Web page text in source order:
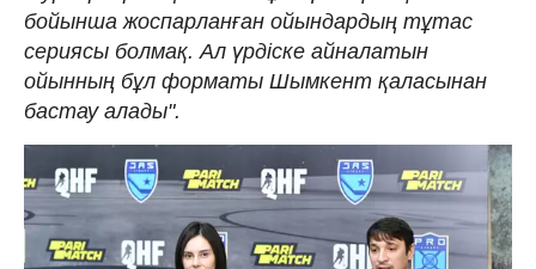
бойынша жоспарланған ойындардың тұтас
сериясы болмақ. Ал үрдіске айналатын
ойынның бұл форматы Шымкент қаласынан
бастау алады".